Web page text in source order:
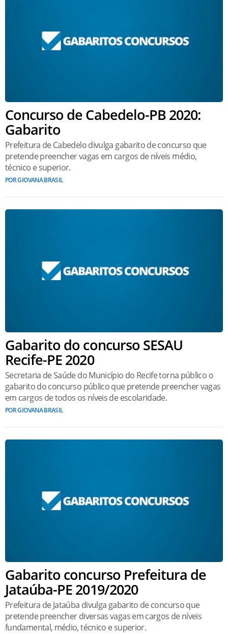
Concurso de Cabedelo-PB 2020:
Gabarito
Prefeitura de Cabedelo divulga gabarito de concurso que
pretende preencher vagas em cargos de níveis médio,
técnico e superior.
POR GIOVANA BRASIL
Gabarito do concurso SESAU
Recife-PE 2020
Secretaria de Saúde do Município do Recife torna público o
gabarito do concurso público que pretende preencher vagas
em cargos de todos os níveis de escolaridade.
POR GIOVANA BRASIL
Gabarito concurso Prefeitura de
Jataúba-PE 2019/2020
Prefeitura de Jataúba divulga gabarito de concurso que
pretende preencher diversas vagas em cargos de níveis
fundamental, médio, técnico e superior.